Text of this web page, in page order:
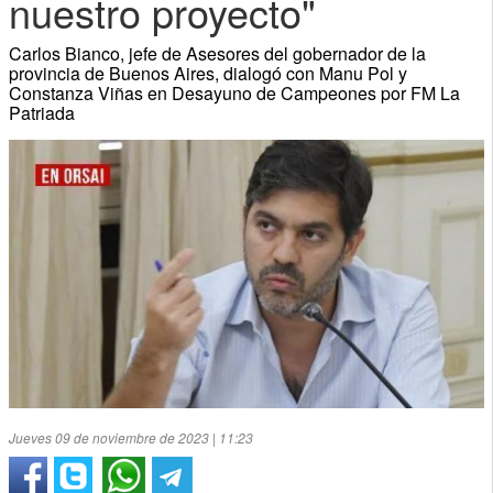
Carlos Bianco, jefe de Asesores del gobernador de la
provincia de Buenos Aires, dialogó con Manu Pol y
Constanza Viñas en Desayuno de Campeones por FM La
Patriada
Jueves 09 de noviembre de 2023 | 11:23